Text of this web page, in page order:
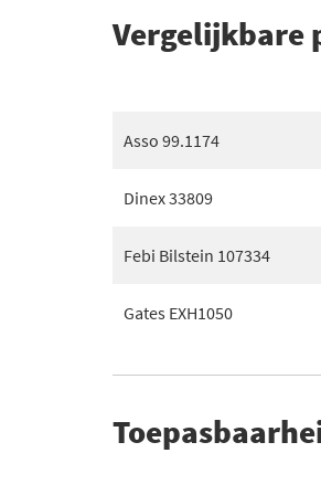
Vergelijkbare
Asso 99.1174
Dinex 33809
Febi Bilstein 107334
Gates EXH1050